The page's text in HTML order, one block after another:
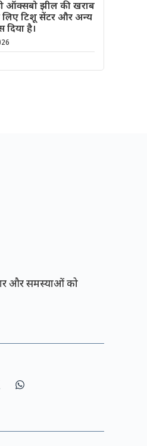
ऑक्सबो झील की खराब
लिए टिशू सेंटर और अन्य
दिया है।
और समस्याओं को